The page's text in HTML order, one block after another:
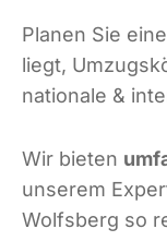
Planen Sie
liegt,
nationale &
Wir bieten
unserem
Wolfsberg so